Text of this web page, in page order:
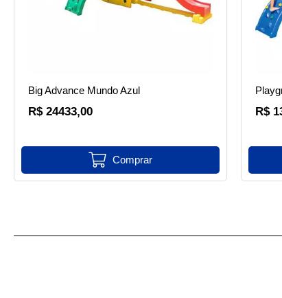
Big Advance Mundo Azul
R$ 24433,00 R$